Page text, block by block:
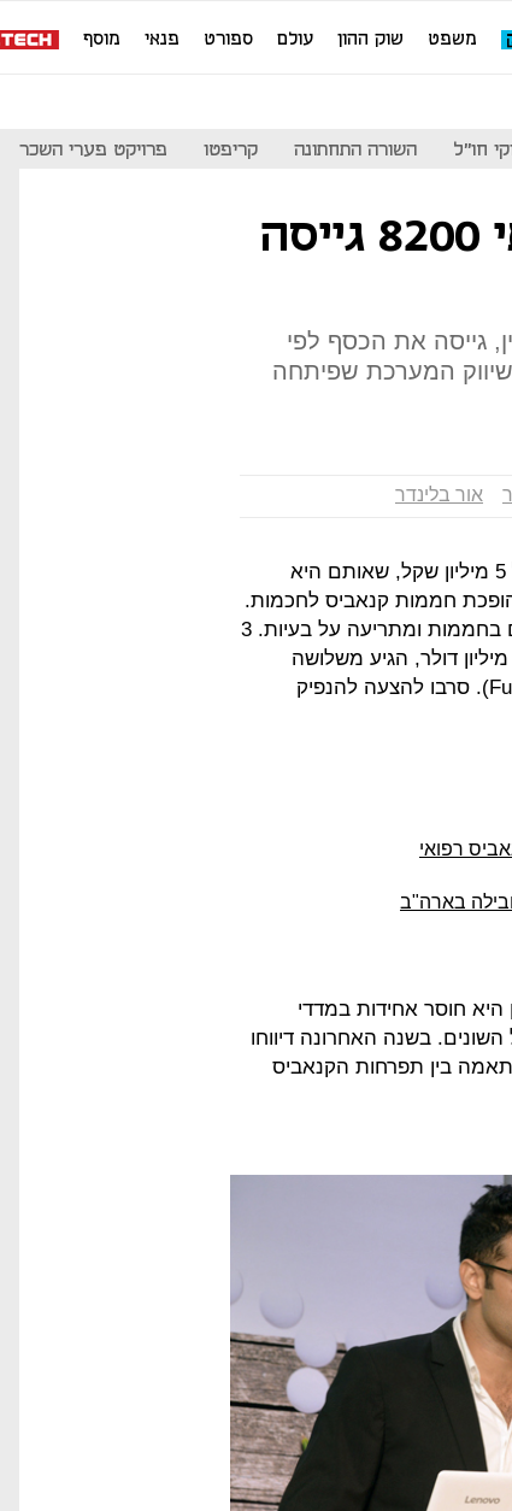
משפט שוק ההון עולם ספורט פנאי מוסף
חו"ל השורה התחתונה קריפטו פרויקט פערי השכר
חברת אינדורז של יוצאי 8200 גייסה
גייסה את הכסף לפי
יופנה לשיווק המערכת שפיתחה
אור בלינדר
חברת האגרו־טק אינדורז (Indorz) השלימה גיוס של 5 מיליון שקל, שאותם היא
חממות קנאביס לחכמות.
מערכת הביג דאטה אוספת מידע מחיישנים הפזורים בחממות ומתריעה על בעיות. 3
מיליון מתוך הסכום הזה, שגויס לפי שווי חברה של 8 מיליון דולר, הגיע משלושה
אנג'לים, והיתרה גויסה בגיוס המונים בפאנדיט (Fundit). סרבו להצעה להנפיק
רפואי
בארה"ב
חוסר אחידות במדדי
בשנה האחרונה דיווחו
בין תפרחות הקנאביס